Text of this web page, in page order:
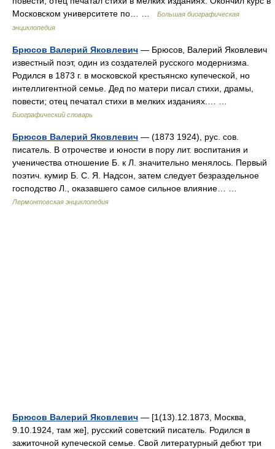
Московском университете по… …
Большая биографическая
энциклопедия
Брюсов Валерий Яковлевич — Брюсов, Валерий Яковлевич
известный поэт, один из создателей русского модернизма.
Родился в 1873 г. в московской крестьянско купеческой, но
интеллигентной семье. Дед по матери писал стихи, драмы,
повести; отец печатал стихи в мелких изданиях.… …
Биографический словарь
Брюсов Валерий Яковлевич — (1873 1924), рус. сов.
писатель. В отрочестве и юности в пору лит. воспитания и
ученичества отношение Б. к Л. значительно менялось. Первый
поэтич. кумир Б. С. Я. Надсон, затем следует безраздельное
господство Л., оказавшего самое сильное влияние… …
Лермонтовская энциклопедия
Брюсов Валерий Яковлевич — [1(13).12.1873, Москва,
9.10.1924, там же], русский советский писатель. Родился в
зажиточной купеческой семье. Свой литературный дебют три